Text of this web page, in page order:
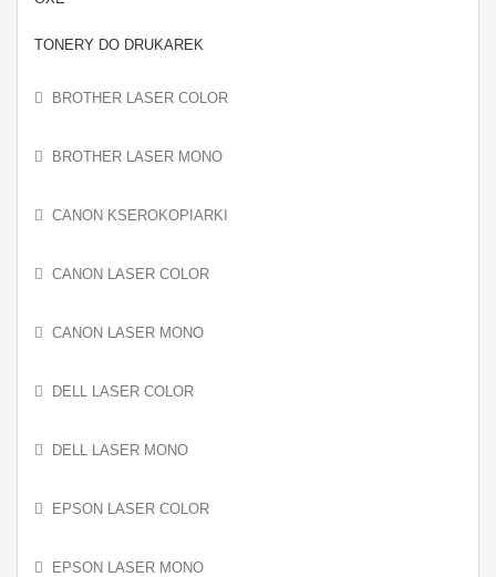
TONERY DO DRUKAREK
BROTHER LASER COLOR
BROTHER LASER MONO
CANON KSEROKOPIARKI
CANON LASER COLOR
CANON LASER MONO
DELL LASER COLOR
DELL LASER MONO
EPSON LASER COLOR
EPSON LASER MONO